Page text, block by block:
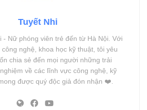
Tuyết Nhi
- Nữ phóng viên trẻ đến từ Hà Nội. Với
nghệ, khoa học kỹ thuật, tôi yêu
chia sẻ đến mọi người những trải
về các lĩnh vực công nghệ, kỹ
được quý độc giả đón nhận ❤️.